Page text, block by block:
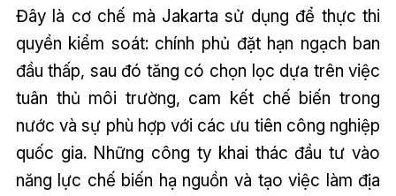
Đây là cơ chế mà Jakarta sử dụng để thực thi
quyền kiểm soát: chính phủ đặt hạn ngạch ban
đầu thấp, sau đó tăng có chọn lọc dựa trên việc
tuân thủ môi trường, cam kết chế biến trong
nước và sự phù hợp với các ưu tiên công nghiệp
quốc gia. Những công ty khai thác đầu tư vào
năng lực chế biến hạ nguồn và tạo việc làm địa